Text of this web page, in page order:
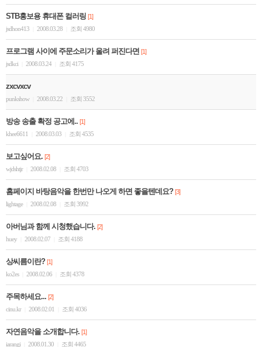
STB홍보용 휴대폰 컬러링 [1]
jsdhon413
2008.03.28 조회 4980
프로그램 사이에 주문소리가 울려 퍼진다면 [1]
jsdkci
2008.03.24 조회 4175
zxcvxcv
punkshow 2008.03.22 조회 3552
방송 송출 확정 공고에.. [1]
khee6611
2008.03.03 조회 4535
보고싶어요. [2]
wjdshtjr
2008.02.08 조회 4703
홈페이지 바탕음악을 한번만 나오게 하면 좋을텐데요? [3]
lightage
2008.02.08 조회 3992
아버님과 함께 시청했습니다. [2]
huey
2008.02.07 조회 4188
상씨름이란? [1]
ko2es
2008.02.06 조회 4378
주목하세요... [2]
cinu.kr
2008.02.01 조회 4036
자연음악을 소개합니다. [1]
iarangi
2008.01.30 조회 4465